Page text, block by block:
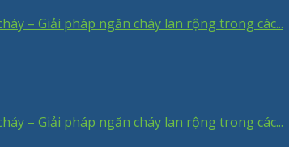
– Giải pháp ngăn cháy lan rộng trong các...
– Giải pháp ngăn cháy lan rộng trong các...